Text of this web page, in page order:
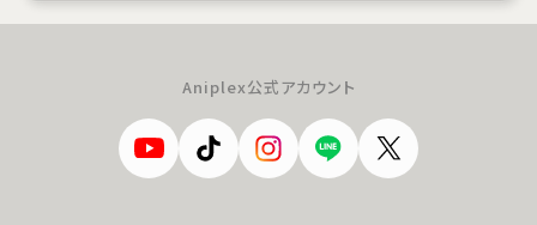
Aniplex公式アカウント